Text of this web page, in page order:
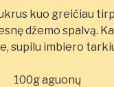
kuo greičiau
džemo spalvą.
supilu imbiero
100g aguonų